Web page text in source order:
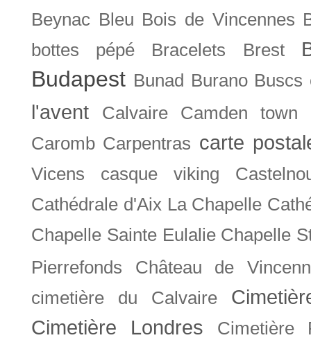
Beynac Bleu Bois de Vincennes
bottes pépé
Bracelets Brest
Budapest Bunad Burano Buscs
l'avent Calvaire Camden town
Caromb Carpentras carte
Vicens casque viking
Cathédrale d'Aix La Chapelle
Chapelle Sainte Eulalie Chapelle
Pierrefonds
Château de
cimetière du Calvaire
Cimetière Londres
Cimetière